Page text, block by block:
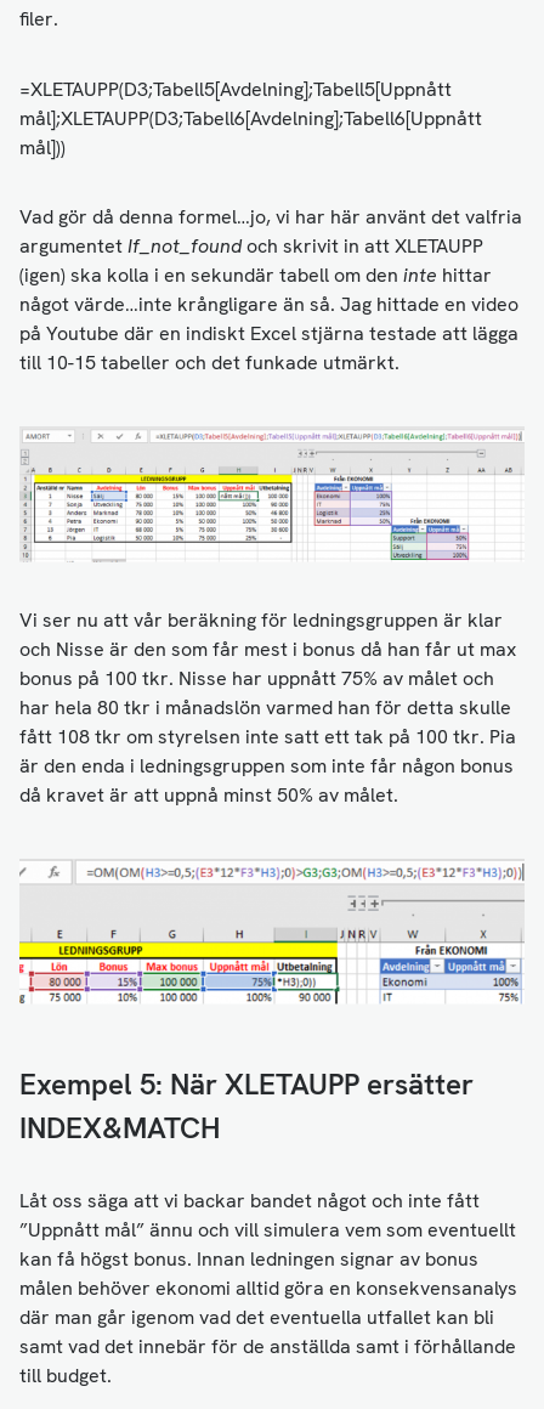
filer.
=XLETAUPP(D3;Tabell5[Avdelning];Tabell5[Uppnått
mål];XLETAUPP(D3;Tabell6[Avdelning];Tabell6[Uppnått
mål]))
Vad gör då denna formel…jo, vi har här använt det valfria
argumentetIf_not_foundoch skrivit in att XLETAUPP
(igen) ska kolla i en sekundär tabell om den inte hittar
något värde…inte krångligare än så. Jag hittade en video
på Youtube där en indiskt Excel stjärna testade att lägga
till 10-15 tabeller och det funkade utmärkt.
Vi ser nu att vår beräkning för ledningsgruppen är klar
och Nisse är den som får mest i bonus då han får ut max
bonus på 100 tkr. Nisse har uppnått 75% av målet och
har hela 80 tkr i månadslön varmed han för detta skulle
fått 108 tkr om styrelsen inte satt ett tak på 100 tkr. Pia
är den enda i ledningsgruppen som inte får någon bonus
då kravet är att uppnå minst 50% av målet.
Exempel 5: När XLETAUPP ersätter
INDEX&MATCH
Låt oss säga att vi backar bandet något och inte fått
”Uppnått mål” ännu och vill simulera vem som eventuellt
kan få högst bonus. Innan ledningen signar av bonus
målen behöver ekonomi alltid göra en konsekvensanalys
där man går igenom vad det eventuella utfallet kan bli
samt vad det innebär för de anställda samt i förhållande
till budget.